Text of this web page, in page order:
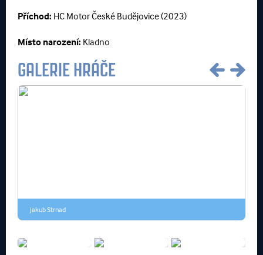
Příchod: HC Motor České Budějovice (2023)
Místo narození: Kladno
GALERIE HRÁČE
Jakub Strnad